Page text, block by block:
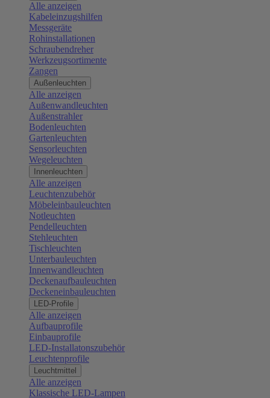
Alle anzeigen
Kabeleinzugshilfen
Messgeräte
Rohinstallationen
Schraubendreher
Werkzeugsortimente
Zangen
Außenleuchten
Alle anzeigen
Außenwandleuchten
Außenstrahler
Bodenleuchten
Gartenleuchten
Sensorleuchten
Wegeleuchten
Innenleuchten
Alle anzeigen
Leuchtenzubehör
Möbeleinbauleuchten
Notleuchten
Pendelleuchten
Stehleuchten
Tischleuchten
Unterbauleuchten
Innenwandleuchten
Deckenaufbauleuchten
Deckeneinbauleuchten
LED-Profile
Alle anzeigen
Aufbauprofile
Einbauprofile
LED-Installatonszubehör
Leuchtenprofile
Leuchtmittel
Alle anzeigen
Klassische LED-Lampen